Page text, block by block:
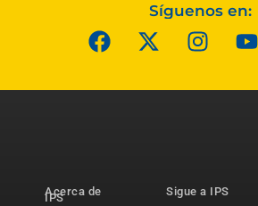
Síguenos en:
Acerca de
IPS
Sigue a IPS